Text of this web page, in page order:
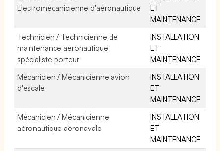
Electromécanicienne d'aéronautique
ET
MAINTENANCE
Technicien / Technicienne de
maintenance aéronautique
spécialiste porteur
INSTALLATION
ET
MAINTENANCE
Mécanicien / Mécanicienne avion
d'escale
INSTALLATION
ET
MAINTENANCE
Mécanicien / Mécanicienne
aéronautique aéronavale
INSTALLATION
ET
MAINTENANCE